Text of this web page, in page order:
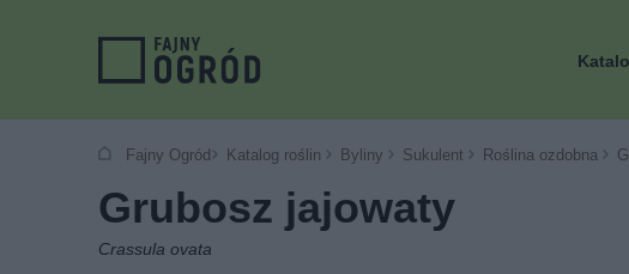
Fajny Ogród Katalog roślin Byliny Sukulent Roślina ozdobna
Grubosz jajowaty
Crassula ovata